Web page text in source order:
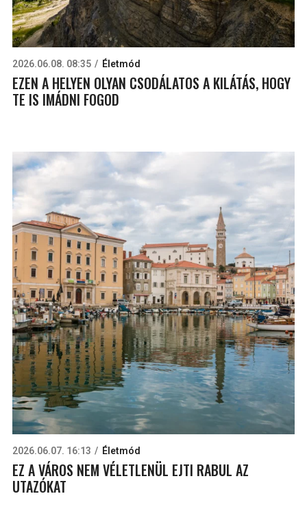
2026.06.08. 08:35 Életmód
EZEN A HELYEN OLYAN CSODÁLATOS A KILÁTÁS, HOGY
TE IS IMÁDNI FOGOD
2026.06.07. 16:13 Életmód
EZ A VÁROS NEM VÉLETLENÜL EJTI RABUL AZ
UTAZÓKAT